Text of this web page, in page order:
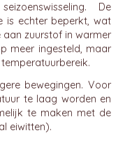
De
is echter beperkt, wat
zuurstof in warmer
meer ingesteld, maar
bewegingen. Voor
te laag worden en
te maken met de
eiwitten).